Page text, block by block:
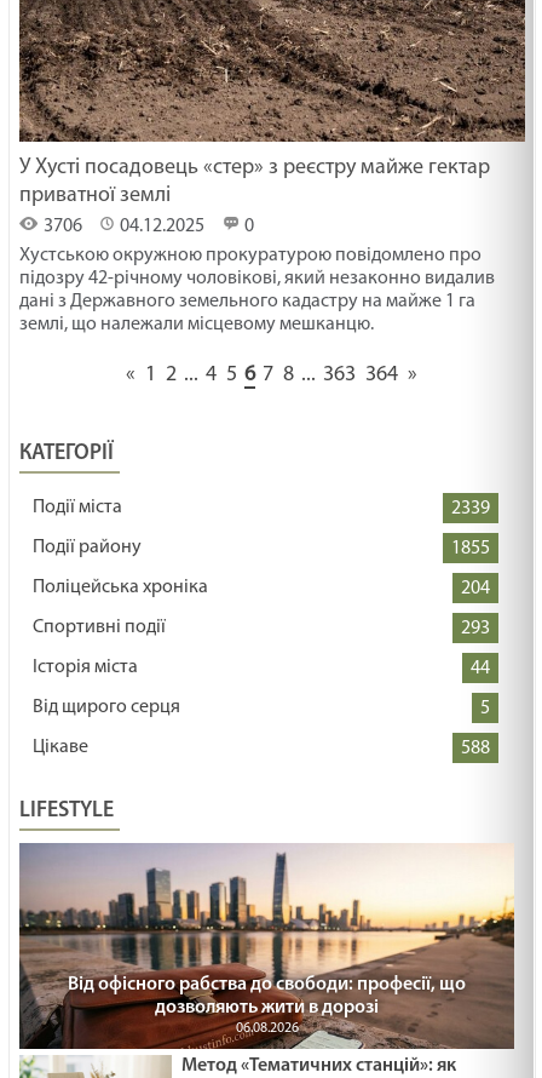
У Хусті посадовець «стер» з реєстру майже гектар
приватної землі
3706 04.12.2025
0
Хустською окружною прокуратурою повідомлено про
підозру 42-річному чоловікові, який незаконно видалив
дані з Державного земельного кадастру на майже 1 га
землі, що належали місцевому мешканцю.
« 1 2 ... 4 5 6 7 8 ... 363 364 »
КАТЕГОРІЇ
Події міста
2339
Події району
1855
Поліцейська хроніка
204
Спортивні події
293
Історія міста
44
Від щирого серця
5
Цікаве
588
LIFESTYLE
Від офісного рабства до свободи: професії, що
дозволяють жити в дорозі
06.08.2026
Метод «Тематичних станцій»: як